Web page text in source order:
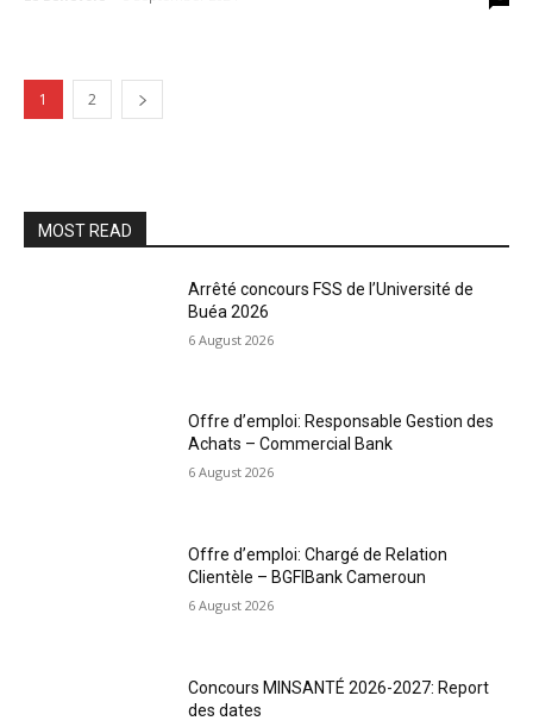
1 2
MOST READ
Arrêté concours FSS de l’Université de
Buéa 2026
6 August 2026
Offre d’emploi: Responsable Gestion des
Achats – Commercial Bank
6 August 2026
Offre d’emploi: Chargé de Relation
Clientèle – BGFIBank Cameroun
6 August 2026
Concours MINSANTÉ 2026-2027: Report
des dates